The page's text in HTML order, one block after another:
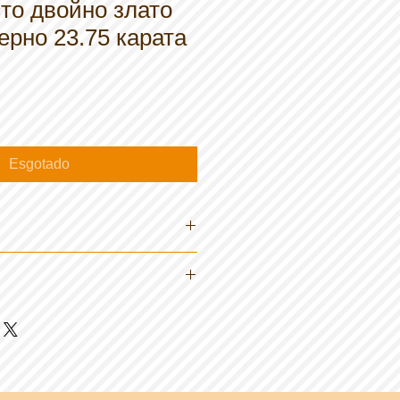
двойно злато
23.75 карата
Esgotado
злато